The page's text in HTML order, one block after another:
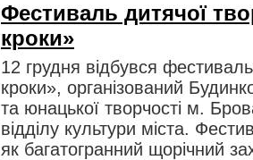
Фестиваль дитячої
кроки»
12 грудня відбувся
кроки», організований
та юнацької творчості м.
відділу культури міста.
як багатогранний щорічний